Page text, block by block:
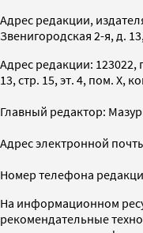
Адрес редакции,
Звенигородская 2-я, д.
Адрес редакции: 123022,
13, стр. 15, эт. 4, пом. X,
Главный редактор:
Адрес электронной
Номер телефона
На информационном
рекомендательные